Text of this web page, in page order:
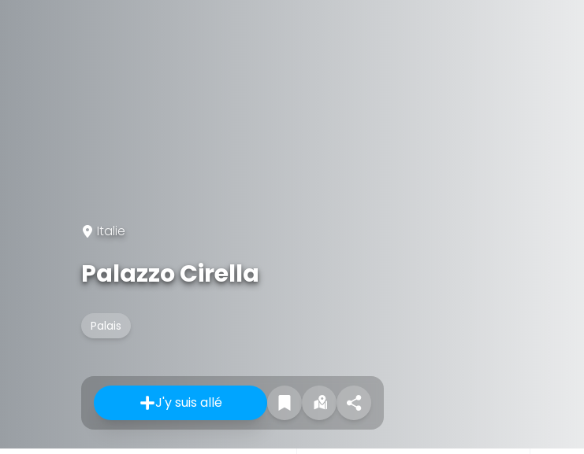
Italie
Palazzo Cirella
Palais
J'y suis allé